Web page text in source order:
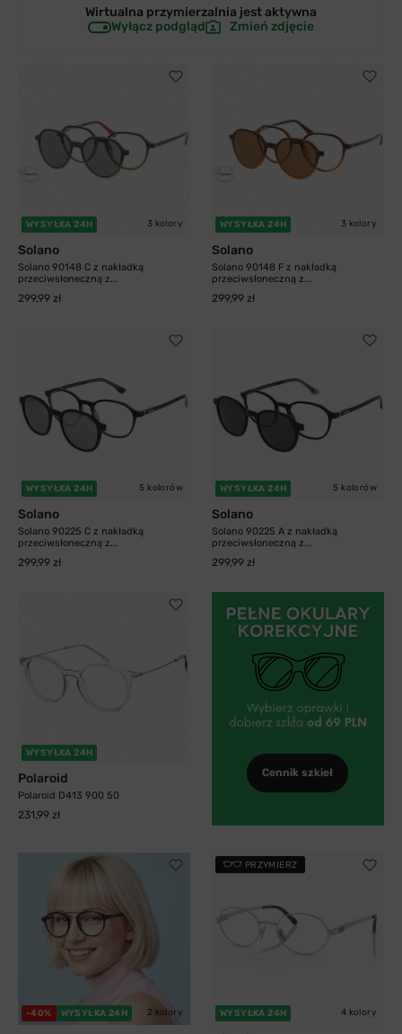
Wirtualna przymierzalnia jestaktywna
Wyłącz podgląd
Zmień zdjęcie
WYSYŁKA 24H 3 kolory
Solano
Solano 90148 C z nakładką
przeciwsłoneczną z...
299,99 zł
WYSYŁKA 24H 3 kolory
Solano
Solano 90148 F z nakładką
przeciwsłoneczną z...
299,99 zł
WYSYŁKA 24H 5 kolorów
Solano
Solano 90225 C z nakładką
przeciwsłoneczną z...
299,99 zł
WYSYŁKA 24H 5 kolorów
Solano
Solano 90225 A z nakładką
przeciwsłoneczną z...
299,99 zł
WYSYŁKA 24H
Polaroid
Polaroid D413 900 50
231,99 zł
Cennik szkieł
-40% WYSYŁKA 24H 2 kolory
PRZYMIERZ
WYSYŁKA 24H 4 kolory